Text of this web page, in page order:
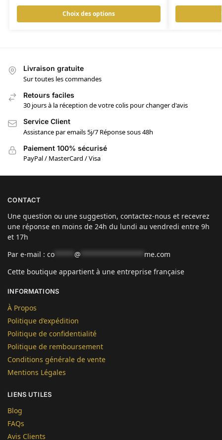
Choix des options
Livraison gratuite
Sur toutes les commandes
Retours faciles
30 jours à la réception de votre colis pour changer d'avis
Service Client
Assistance par emails 5j/7 Réponse sous 48h
Paiement 100% sécurisé
PayPal / MasterCard / Visa
CONTACT
Une question ou une suggestion, contactez-nous et recevrez
une réponse en moins de 24h du lundi au vendredi entre 9h
et 17h
Par e-mail : co @
me.com
Cette boutique appartient à une entreprise française
INFORMATIONS
À Propos
Politique d’expédition
Politique de confidentialité
Politique de remboursement
Conditions générale de vente
Mentions Légales
LIENS UTILES
Blog
FAQs
Avis Clients